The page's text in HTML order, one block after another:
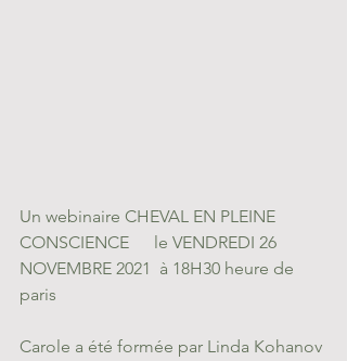
Un webinaire CHEVAL EN PLEINE
CONSCIENCE	 le VENDREDI 26
NOVEMBRE 2021  à 18H30 heure de
paris
Carole a été formée par Linda Kohanov